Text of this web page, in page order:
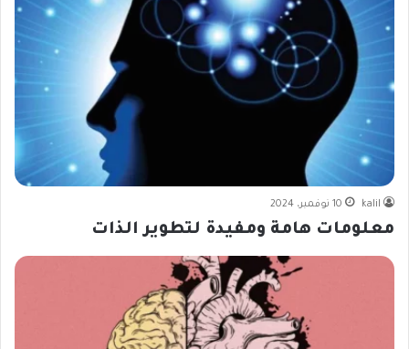
kalil 10 نوفمبر، 2024
معلومات هامة ومفيدة لتطوير الذات